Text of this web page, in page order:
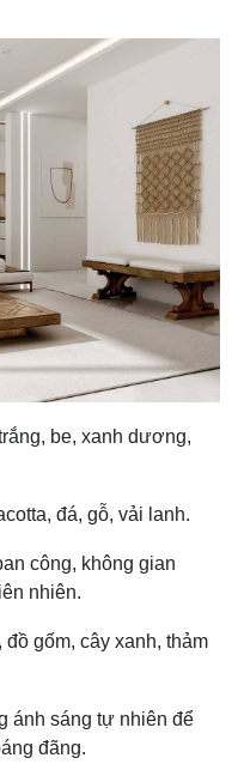
be, xanh dương,
đá, gỗ, vải lanh.
công, không gian
nhiên.
đồ gốm, cây xanh, thảm
ánh sáng tự nhiên để
đãng.